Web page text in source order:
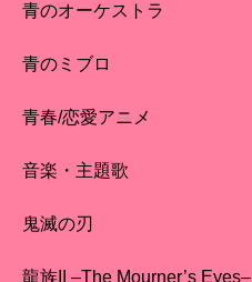
青のオーケストラ
青のミブロ
青春/恋愛アニメ
音楽・主題歌
鬼滅の刃
龍族II –The Mourner’s Eyes–